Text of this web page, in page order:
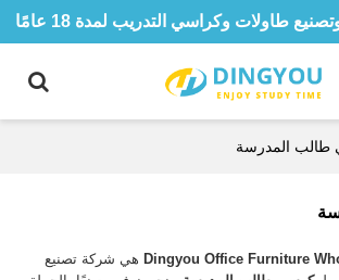
طاولات وكراسي التدريب لمدة 18 عامًا
المدرسة
Dingyou Office Furniture هي شركة تصنيع